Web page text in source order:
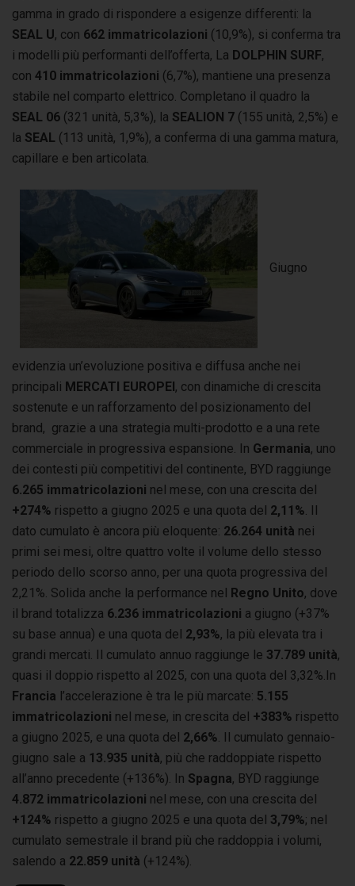
gamma in grado di rispondere a esigenze differenti: la
SEAL U, con 662 immatricolazioni (10,9%), si conferma tra
i modelli più performanti dell’offerta, La DOLPHIN SURF,
con 410 immatricolazioni (6,7%), mantiene una presenza
stabile nel comparto elettrico. Completano il quadro la
SEAL 06 (321 unità, 5,3%), la SEALION 7 (155 unità, 2,5%) e
la SEAL (113 unità, 1,9%), a conferma di una gamma matura,
capillare e ben articolata.
Giugno
evidenzia un’evoluzione positiva e diffusa anche nei
principali MERCATI EUROPEI, con dinamiche di crescita
sostenute e un rafforzamento del posizionamento del
brand, grazie a una strategia multi-prodotto e a una rete
commerciale in progressiva espansione. In Germania, uno
dei contesti più competitivi del continente, BYD raggiunge
6.265 immatricolazioni nel mese, con una crescita del
+274% rispetto a giugno 2025 e una quota del 2,11% . Il
dato cumulato è ancora più eloquente: 26.264 unità nei
primi sei mesi, oltre quattro volte il volume dello stesso
periodo dello scorso anno, per una quota progressiva del
2,21%. Solida anche la performance nel Regno Unito, dove
il brand totalizza 6.236 immatricolazioni a giugno (+37%
su base annua) e una quota del 2,93%, la più elevata tra i
grandi mercati. Il cumulato annuo raggiunge le 37.789 unità,
quasi il doppio rispetto al 2025, con una quota del 3,32%.In
Francia l’accelerazione è tra le più marcate: 5.155
immatricolazioni nel mese, in crescita del +383% rispetto
a giugno 2025, e una quota del 2,66% . Il cumulato gennaio-
giugno sale a 13.935 unità, più che raddoppiate rispetto
all’anno precedente (+136%). In Spagna, BYD raggiunge
4.872 immatricolazioni nel mese, con una crescita del
+124% rispetto a giugno 2025 e una quota del 3,79%; nel
cumulato semestrale il brand più che raddoppia i volumi,
salendo a 22.859 unità (+124%).